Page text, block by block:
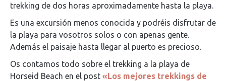
trekking de dos horas aproximadamente hasta la playa.
Es una excursión menos conocida y podréis disfrutar de
la playa para vosotros solos o con apenas gente.
Además el paisaje hasta llegar al puerto es precioso.
Os contamos todo sobre el trekking a la playa de
Horseid Beach en el post «Los mejores trekkings de